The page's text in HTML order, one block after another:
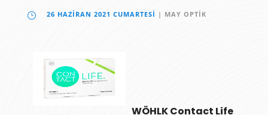
26 HAZIRAN 2021 CUMARTESI | MAY OPTIK
WÖHLK Contact Life